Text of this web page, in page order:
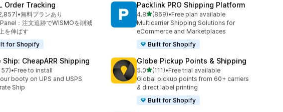
Order Tracking
中
ュー数：2857件
•無料プランあり
：注文追跡でWISMOを削減
を伸ばす
for Shopify
Packlink PRO Shipping Platform
4.85つ星中
(869)
合計レビュー数：869件
•Free plan available
Multicarrier Shipping Solutions for
eCommerce and Marketplaces
Built for Shopify
Ship: CheapARR Shipping
中
ュー数：157件
•Free to install
booty on UPS and USPS
Ship
Globe Pickup Points & Shipping
5.05つ星中
(111)
合計レビュー数：111件
•Free trial available
Global pickup points from 60+ carriers
& direct label printing
Built for Shopify